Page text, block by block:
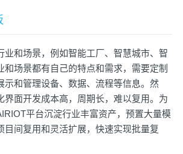
业和场景，例如智能工厂、智慧城市、智
和场景都有自己的特点和需求，需要定制
示和管理设备、数据、流程等信息。然
界面开发成本高，周期长，难以复用。为
平台沉淀行业丰富资产，预置大量模
目间复用和灵活扩展，快速实现批量复